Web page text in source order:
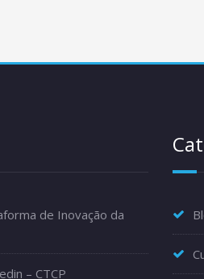
de Inovação da
– CTCP